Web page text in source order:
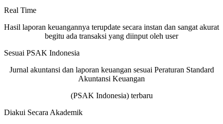
Real Time
Hasil laporan keuangannya terupdate secara instan dan sangat akurat
begitu ada transaksi yang diinput oleh user
Sesuai PSAK Indonesia
Jurnal akuntansi dan laporan keuangan sesuai Peraturan Standard
Akuntansi Keuangan
(PSAK Indonesia) terbaru
Diakui Secara Akademik